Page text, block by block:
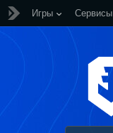
Игры Сервисы